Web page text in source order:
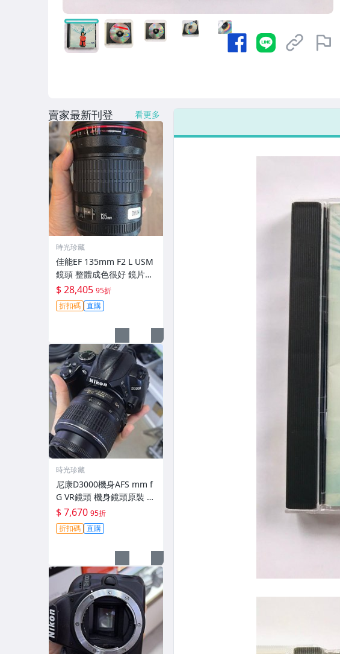
賣家最新刊登 看更多
時光珍藏
佳能EF 135mm F2 L USM
鏡頭 整體成色很好 鏡片完
美無劃痕 功能一切正常 無
拆修無-3430
$ 28,405 95折
折扣碼 直購
時光珍藏
尼康D3000機身AFS mm f
G VR鏡頭 機身鏡頭原裝 無
拆修無翻新 有輕微使用痕
跡 鏡頭-3430
$ 7,670 95折
折扣碼 直購